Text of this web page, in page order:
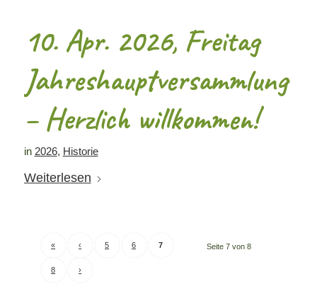
10. Apr. 2026, Freitag
Jahreshauptversammlung
– Herzlich willkommen!
in 2026, Historie
Weiterlesen
Seite 7 von 8
« ‹ 5 6 7
8 ›